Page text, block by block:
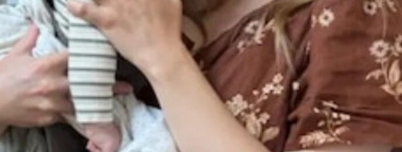
sobre la posibilidad de una reconciliación, puesto que se
suma a otras situaciones en el último tiempo que
evidenciarían un acercamiento entre ambos tras más de
una década separados.
Entre los más notorios se
incluye otro “me gusta” muy sonado por parte de de
la Rúa en enero de 2023, cuando recién se publicó la
colaboración de su ex con Bizarrap en la que atacó no